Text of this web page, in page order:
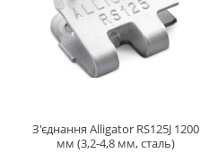
З'єднання Alligator RS125J 1200
мм (3,2-4,8 мм, сталь)